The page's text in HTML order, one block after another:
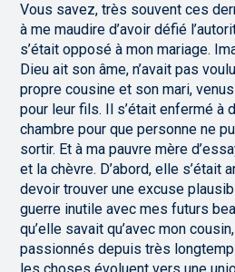
Vous savez, très souvent ces
à me maudire d’avoir défié
s’était opposé à mon mariage.
Dieu ait son âme, n’avait pas
propre cousine et son mari,
pour leur fils. Il s’était enfermé à
chambre pour que personne ne
sortir. Et à ma pauvre mère
et la chèvre. D’abord, elle s’était
devoir trouver une excuse
guerre inutile avec mes futurs
qu’elle savait qu’avec mon
passionnés depuis très